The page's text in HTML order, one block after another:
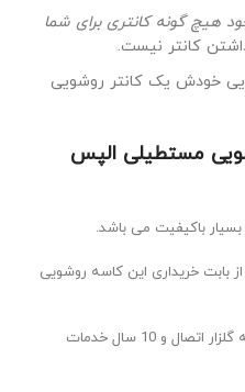
هیچ گونه کانتری برای شما
کانتر نیست.
خودش یک کانتر روشویی
مستطیلی الپس
باکیفیت می باشد.
از بابت خریداری این کاسه روشویی
این محصول را همراه با گارانتی 5 ساله گلزار اتصال و 10 سال خدمات